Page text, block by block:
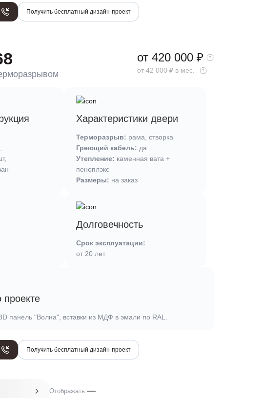
Получить бесплатный дизайн-проект
Характеристики двери
Терморазрыв: рама, створка
Греющий кабель: да
Утепление: каменная вата +
пеноплэкс
Размеры: на заказ
Долговечность
Срок эксплуатации:
от 20 лет
панель "Волна", вставки из МДФ в эмали по RAL.
от 420 000 ₽
от 42 000 ₽ в мес.
Получить бесплатный дизайн-проект
2 Отображать: